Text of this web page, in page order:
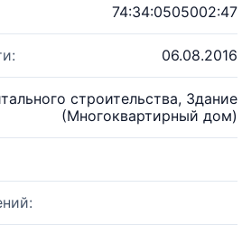
74:34:0505002:47
06.08.2016
строительства, Здание
(Многоквартирный дом)